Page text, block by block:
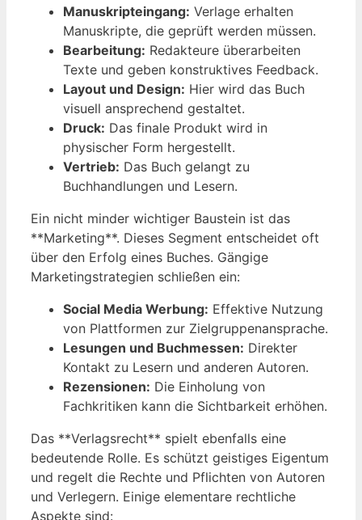
Manuskripteingang: Verlage erhalten
Manuskripte, die geprüft werden müssen.
Bearbeitung: Redakteure überarbeiten
Texte und geben konstruktives Feedback.
Layout und Design: Hier wird das Buch
visuell ansprechend gestaltet.
Druck: Das finale Produkt wird in
physischer Form hergestellt.
Vertrieb: Das Buch gelangt zu
Buchhandlungen und Lesern.
Ein nicht minder wichtiger Baustein ist das
**Marketing**. Dieses Segment entscheidet oft
über den Erfolg eines Buches. Gängige
Marketingstrategien schließen ein:
Social Media Werbung: Effektive Nutzung
von Plattformen zur Zielgruppenansprache.
Lesungen und Buchmessen: Direkter
Kontakt zu Lesern und anderen Autoren.
Rezensionen: Die Einholung von
Fachkritiken kann die Sichtbarkeit erhöhen.
Das **Verlagsrecht** spielt ebenfalls eine
bedeutende Rolle. Es schützt geistiges Eigentum
und regelt die Rechte und Pflichten von Autoren
und Verlegern. Einige elementare rechtliche
Aspekte sind: